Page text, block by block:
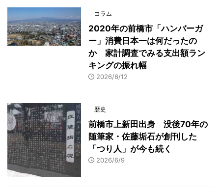
コラム
2020年の前橋市「ハンバーガ
ー」消費日本一は何だったの
か 家計調査でみる支出額ラン
キングの振れ幅
2026/6/12
歴史
前橋市上新田出身 没後70年の
随筆家・佐藤垢石が創刊した
「つり人」が今も続く
2026/6/9